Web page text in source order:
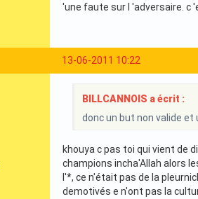
'une faute sur l 'adversaire. c
13-06-2011 10:22
BILLCANNOIS a écrit :
donc un but non valide et
khouya c pas toi qui vient de
champions incha'Allah alors
l'*, ce n'était pas de la
demotivés e n'ont pas la